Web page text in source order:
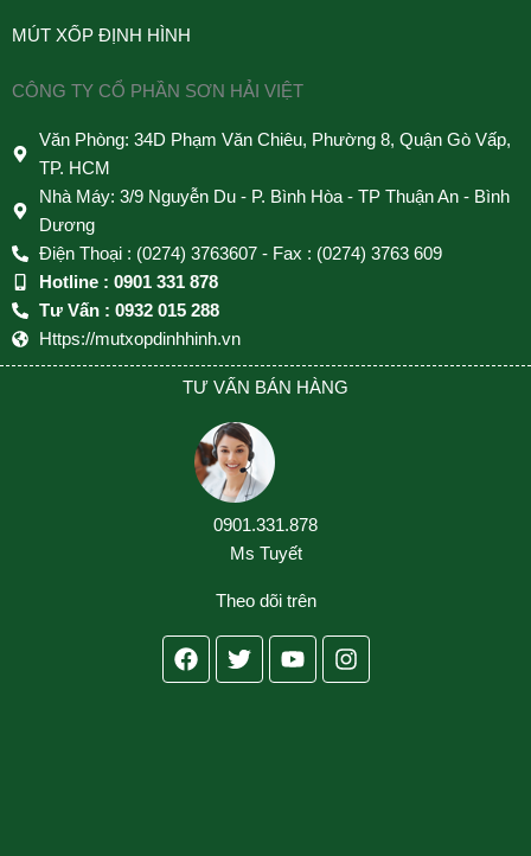
MÚT XỐP ĐỊNH HÌNH
CÔNG TY CỔ PHẦN SƠN HẢI VIỆT
Văn Phòng: 34D Phạm Văn Chiêu, Phường 8, Quận Gò Vấp,
TP. HCM
Nhà Máy: 3/9 Nguyễn Du - P. Bình Hòa - TP Thuận An - Bình
Dương
Điện Thoại : (0274) 3763607 - Fax : (0274) 3763 609
Hotline : 0901 331 878
Tư Vấn : 0932 015 288
Https://mutxopdinhhinh.vn
TƯ VẤN BÁN HÀNG
0901.331.878
Ms Tuyết
Theo dõi trên
Facebook
TwitterYoutubeInstagram